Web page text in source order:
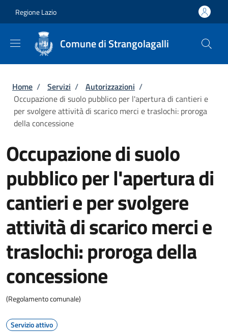
Regione Lazio
Comune di Strangolagalli
Briciole di pane
Home / Servizi / Autorizzazioni /
Occupazione di suolo pubblico per l'apertura di cantieri e
per svolgere attività di scarico merci e traslochi: proroga
della concessione
Occupazione di suolo
pubblico per l'apertura di
cantieri e per svolgere
attività di scarico merci e
traslochi: proroga della
concessione
(Regolamento comunale)
Servizio attivo